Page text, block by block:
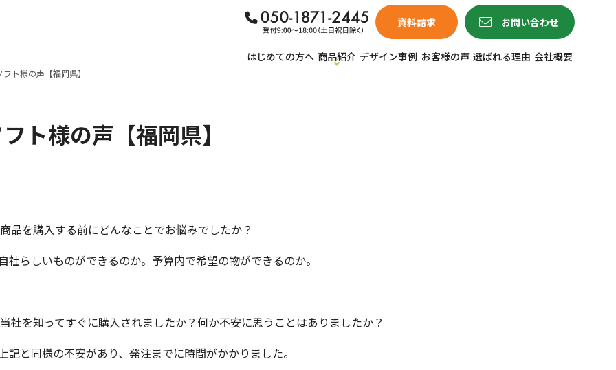
資料請求 お問い合わせ
はじめての方へ 商品紹介 デザイン事例 お客様の声 選ばれる理由 会社概要
ト様の声【福岡県】
ト様の声【福岡県】
品を購入する前にどんなことでお悩みでしたか？
社らしいものができるのか。予算内で希望の物ができるのか。
社を知ってすぐに購入されましたか？何か不安に思うことはありましたか？
記と同様の不安があり、発注までに時間がかかりました。